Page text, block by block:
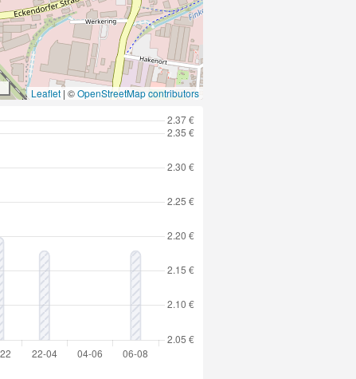
Leaflet | ©OpenStreetMap contributors